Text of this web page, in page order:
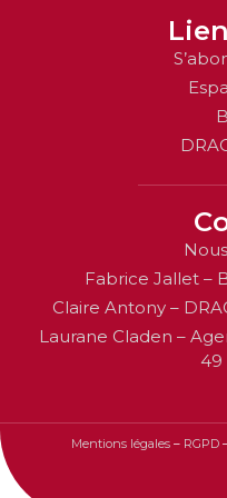
Fabrice Jallet –
Claire Antony –
Laurane Claden –
49
Mentions légales – RGPD